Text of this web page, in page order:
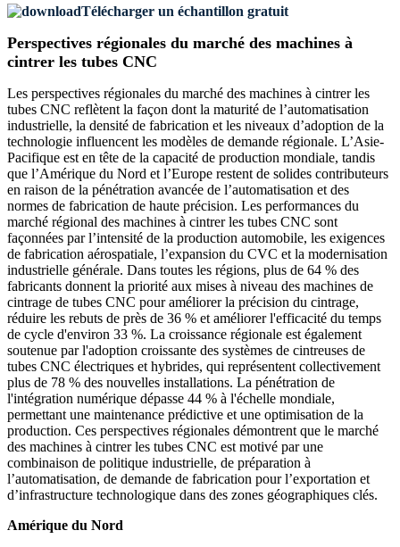
Télécharger un échantillon gratuit
Perspectives régionales du marché des machines à
cintrer les tubes CNC
Les perspectives régionales du marché des machines à cintrer les
tubes CNC reflètent la façon dont la maturité de l’automatisation
industrielle, la densité de fabrication et les niveaux d’adoption de la
technologie influencent les modèles de demande régionale. L’Asie-
Pacifique est en tête de la capacité de production mondiale, tandis
que l’Amérique du Nord et l’Europe restent de solides contributeurs
en raison de la pénétration avancée de l’automatisation et des
normes de fabrication de haute précision. Les performances du
marché régional des machines à cintrer les tubes CNC sont
façonnées par l’intensité de la production automobile, les exigences
de fabrication aérospatiale, l’expansion du CVC et la modernisation
industrielle générale. Dans toutes les régions, plus de 64 % des
fabricants donnent la priorité aux mises à niveau des machines de
cintrage de tubes CNC pour améliorer la précision du cintrage,
réduire les rebuts de près de 36 % et améliorer l'efficacité du temps
de cycle d'environ 33 %. La croissance régionale est également
soutenue par l'adoption croissante des systèmes de cintreuses de
tubes CNC électriques et hybrides, qui représentent collectivement
plus de 78 % des nouvelles installations. La pénétration de
l'intégration numérique dépasse 44 % à l'échelle mondiale,
permettant une maintenance prédictive et une optimisation de la
production. Ces perspectives régionales démontrent que le marché
des machines à cintrer les tubes CNC est motivé par une
combinaison de politique industrielle, de préparation à
l’automatisation, de demande de fabrication pour l’exportation et
d’infrastructure technologique dans des zones géographiques clés.
Amérique du Nord